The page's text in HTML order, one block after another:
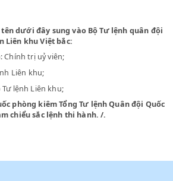
4-11-1949 thành lập Liên khu Việt bắc;
trưởng Bộ Quốc phòng kiêm Tổng Tư lệnh
tên dưới đây sung vào Bộ Tư lệnh
Liên khu Việt bắc:
Chính trị uỷ viên;
lệnh Liên khu;
Tư lệnh Liên khu;